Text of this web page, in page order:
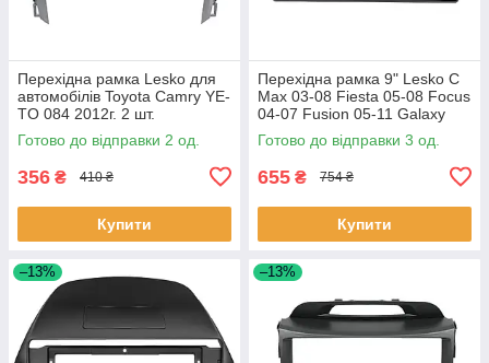
Перехідна рамка Lesko для
автомобілів Toyota Camry YE-
TO 084 2012г. 2 шт.
Готово до відправки 2 од.
356 ₴ 410 ₴
Купити
Перехідна рамка 9" Lesko C
Max 03-08 Fiesta 05-08 Focus
04-07 Fusion 05-11 Galaxy
06-08 Kuga 08-12 1 шт.
Готово до відправки 3 од.
655 ₴ 754 ₴
Купити
–13% –13%